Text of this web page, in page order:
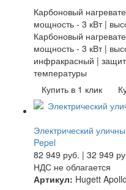
Карбоновый
мощность - 3 кВт |
Карбоновый
мощность - 3 кВт |
инфракрасный |
температуры
Купить в 1 клик
Электрический
Pepel
82 949 руб. | 32 949
НДС не облагается
Артикул: Hugett